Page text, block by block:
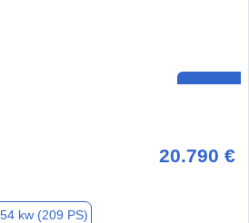
20.790 €
kw (209 PS)